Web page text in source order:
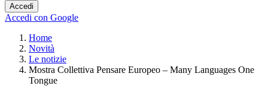
Accedi
Accedi con Google
Home
Novità
Le notizie
Mostra Collettiva Pensare Europeo – Many Languages One
Tongue